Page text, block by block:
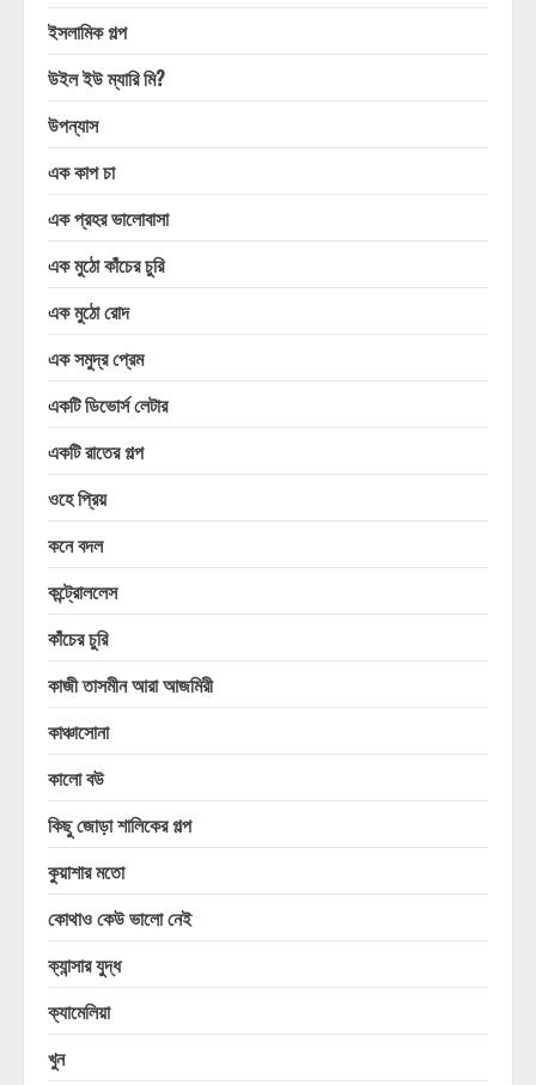
ইসলামিক গল্প
উইল ইউ ম্যারি মি?
উপন্যাস
এক কাপ চা
এক প্রহর ভালোবাসা
এক মুঠো কাঁচের চুরি
এক মুঠো রোদ
এক সমুদ্র প্রেম
একটি ডিভোর্স লেটার
একটি রাতের গল্প
ওহে প্রিয়
কনে বদল
কন্ট্রোললেস
কাঁচের চুরি
কাজী তাসমীন আরা আজমিরী
কাঞ্চাসোনা
কালো বউ
কিছু জোড়া শালিকের গল্প
কুয়াশার মতো
কোথাও কেউ ভালো নেই
ক্যান্সার যুদ্ধ
ক্যামেলিয়া
খুন